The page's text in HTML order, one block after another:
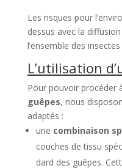
Les risques pour
dessus avec la
l’ensemble des
L’utilisation
Pour pouvoir procéder
guêpes, nous
adaptés :
une combinaison
couches de tissu
dard des guêpes.